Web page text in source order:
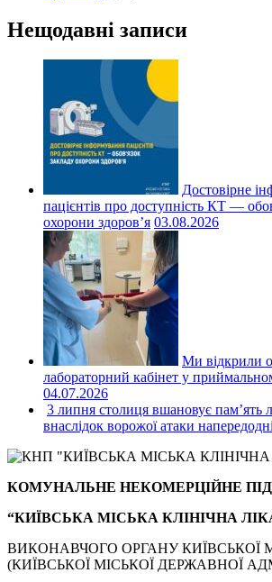
Нещодавні записи
Достовірне
пацієнтів про доступність КТ —
охорони здоров’я 03.08.2026
Ми відкрили
лабораторний кабінет у
04.07.2026
3 липня столиця вшановує пам’ять
внаслідок ворожої атаки
КОМУНАЛЬНЕ НЕКОМЕРЦІЙНЕ
“КИЇВСЬКА МІСЬКА КЛІНІЧНА
ВИКОНАВЧОГО ОРГАНУ КИЇВСЬКОЇ
(КИЇВСЬКОЇ МІСЬКОЇ ДЕРЖАВНОЇ